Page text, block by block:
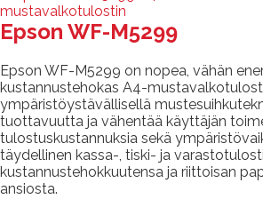
Epson WF-M5299
Epson WF-M5299 on nopea, vähän
kustannustehokas A4-
ympäristöystävällisellä
tuottavuutta ja vähentää käyttäjän
tulostuskustannuksia sekä
täydellinen kassa-, tiski- ja
kustannustehokkuutensa ja riittoisan
ansiosta.